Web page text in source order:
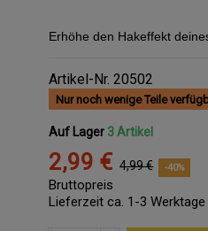
Erhöhe den Hakeffekt
Artikel-Nr. 20502
Nur noch wenige Teile
Auf Lager 3 Artikel
2,99 € 4,99 € -40%
Bruttopreis
Lieferzeit ca. 1-3